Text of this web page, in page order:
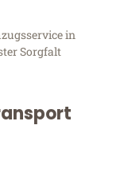
in
Sorgfalt